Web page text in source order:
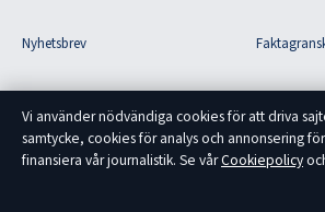
Nyhetsbrev
RSS-flöde
Vi använder nödvändiga cookies för att driva
samtycke, cookies för analys och annonsering
finansiera vår journalistik. Se vårCookiepolicy